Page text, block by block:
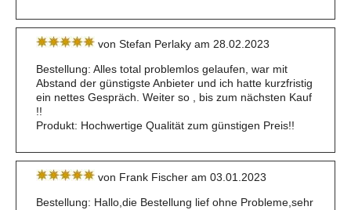
von Stefan Perlaky am 28.02.2023
Bestellung: Alles total problemlos gelaufen, war mit
Abstand der günstigste Anbieter und ich hatte kurzfristig
ein nettes Gespräch. Weiter so , bis zum nächsten Kauf
!!
Produkt: Hochwertige Qualität zum günstigen Preis!!
von Frank Fischer am 03.01.2023
Bestellung: Hallo,die Bestellung lief ohne Probleme,sehr